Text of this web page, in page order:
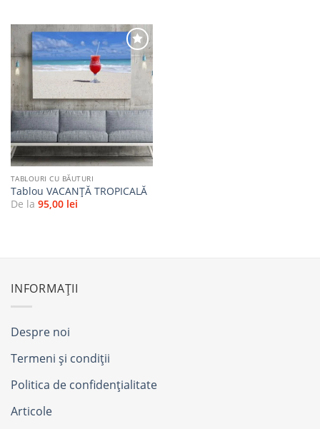
favorite
TABLOURI CU BĂUTURI
Tablou VACANŢĂ TROPICALĂ
De la 95,00 lei
INFORMAȚII
Despre noi
Termeni și condiții
Politica de confidențialitate
Articole